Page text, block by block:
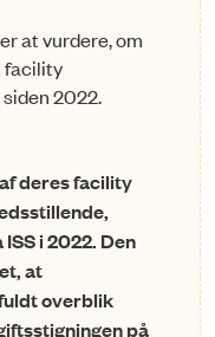
at vurdere, om
facility
2022.
deres facility
i 2022. Den
at
overblik
på